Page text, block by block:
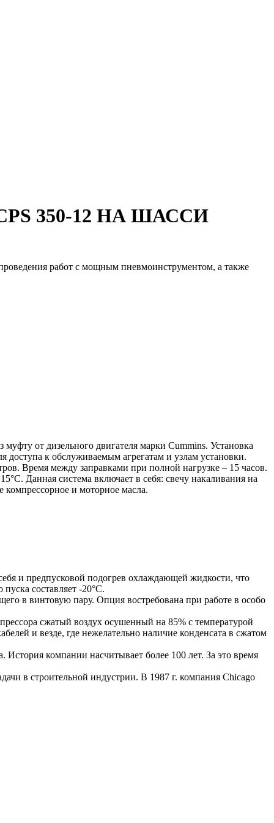
350-12 НА ШАССИ
работ с мощным пневмоинструментом, а также
от дизельного двигателя марки Cummins. Установка
к обслуживаемым агрегатам и узлам установки.
Время между заправками при полной нагрузке – 15 часов.
Данная система включает в себя: свечу накаливания на
компрессорное и моторное масла.
и предпусковой подогрев охлаждающей жидкости, что
составляет -20°С.
в винтовую пару. Опция востребована при работе в особо
сжатый воздух осушенный на 85% с температурой
и везде, где нежелательно наличие конденсата в сжатом
компании насчитывает более 100 лет. За это время
в строительной индустрии. В 1987 г. компания Chicago